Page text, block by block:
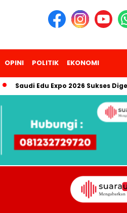
OPINI POLITIK EKONOMI
Edu Expo 2026 Sukses Digelar,